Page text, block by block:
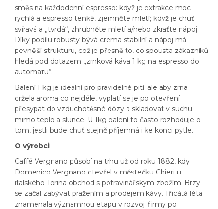
směs na každodenní espresso: když je extrakce moc
rychlá a espresso tenké, zjemněte mletí; když je chuť
svíravá a „tvrdá“, zhrubněte mletí a/nebo zkraťte nápoj.
Díky podílu robusty bývá crema stabilní a nápoj má
pevnější strukturu, což je přesně to, co spousta zákazníků
hledá pod dotazem „zrnková káva 1 kg na espresso do
automatu“.
Balení 1 kg je ideální pro pravidelné pití, ale aby zrna
držela aroma co nejdéle, vyplatí se je po otevření
přesypat do vzduchotěsné dózy a skladovat v suchu
mimo teplo a slunce. U 1kg balení to často rozhoduje o
tom, jestli bude chuť stejně příjemná i ke konci pytle.
O výrobci
Caffé Vergnano působí na trhu už od roku 1882, kdy
Domenico Vergnano otevřel v městečku Chieri u
italského Torina obchod s potravinářským zbožím. Brzy
se začal zabývat pražením a prodejem kávy. Třicátá léta
znamenala významnou etapu v rozvoji firmy po